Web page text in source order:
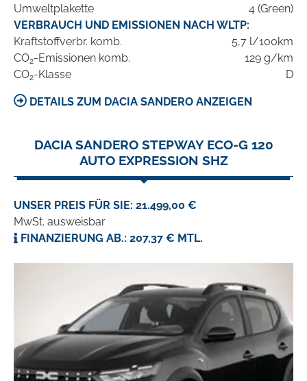
Umweltplakette
4 (Green)
VERBRAUCH UND EMISSIONEN NACH WLTP:
Kraftstoffverbr. komb.
5,7 l/100km
CO2-Emissionen komb.
129 g/km
CO2-Klasse D
DETAILS ZUM DACIA SANDERO ANZEIGEN
DACIA SANDERO STEPWAY ECO-G 120
AUTO EXPRESSION SHZ
UNSER PREIS FÜR SIE: 21.499,00 €
MwSt. ausweisbar
FINANZIERUNG AB.: 207,37 € MTL.